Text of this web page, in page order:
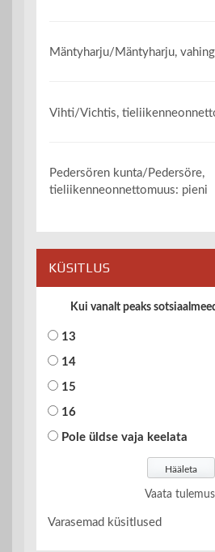
Mäntyharju/Mäntyharju,
Vihti/Vichtis,
Pedersören kunta/Pedersöre,
tieliikenneonnettomuus: pieni
KÜSITLUS
Kui vanalt peaks
13
14
15
16
Pole üldse vaja keelata
Vaata
Varasemad küsitlused